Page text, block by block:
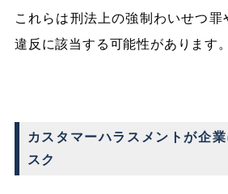
これらは刑法上の強制わいせつ罪
違反に該当する可能性があります。
カスタマーハラスメントが企
スク